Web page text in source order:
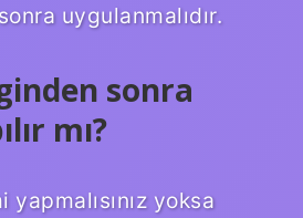
uygulanmalıdır.
sonra
mı?
yoksa